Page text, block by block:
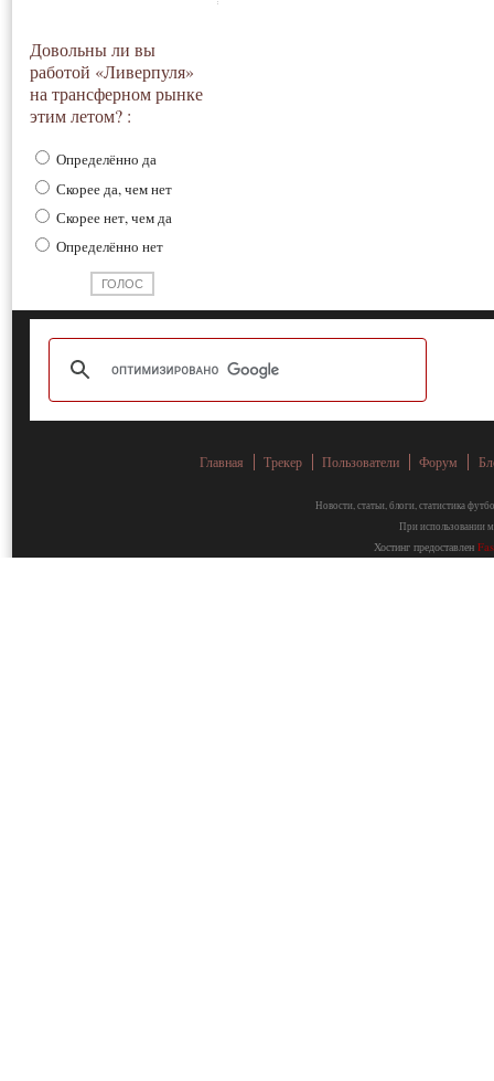
Довольны ли вы
работой «Ливерпуля»
на трансферном рынке
этим летом? :
Определённо да
Скорее да, чем нет
Скорее нет, чем да
Определённо нет
Главная Трекер Пользователи Форум
Новости, статьи, блоги, статистика
При использовании
Хостинг предоставлен